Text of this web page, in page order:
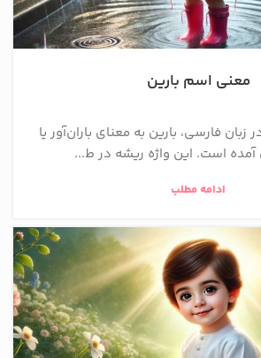
معنی اسم بارین
فارسی، بارین به معنای باران‌آور یا
آمده است. این واژه ریشه در ط...
ادامه مطلب